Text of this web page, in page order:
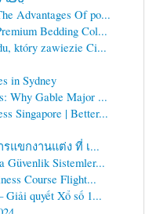
Advantages Of po...
Bedding Col...
który zawiezie Ci...
in Sydney
Why Gable Major ...
Singapore | Better...
แขกงานแต่ง ที่ เ...
Güvenlik Sistemler...
Course Flight...
Giải quyết Xổ số 1...